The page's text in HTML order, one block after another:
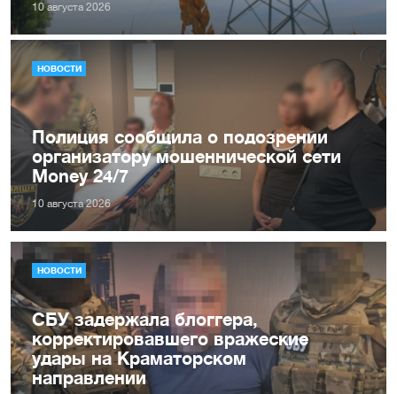
10 августа 2026
НОВОСТИ
Полиция сообщила о подозрении
организатору мошеннической сети
Money 24/7
10 августа 2026
НОВОСТИ
СБУ задержала блоггера,
корректировавшего вражеские
удары на Краматорском
направлении